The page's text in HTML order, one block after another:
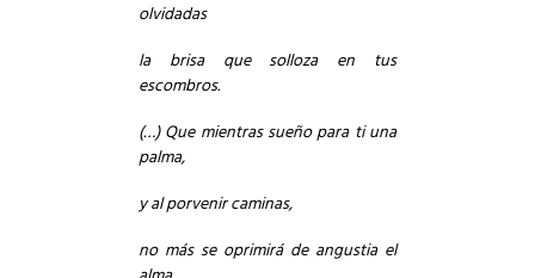
olvidadas
la brisa que solloza en tus
escombros.
(…) Que mientras sueño para ti una
palma,
y al porvenir caminas,
no más se oprimirá de angustia el